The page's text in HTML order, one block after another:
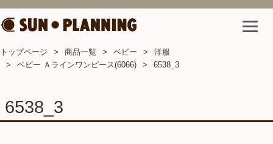
トップページ 商品一覧 ベビー
洋服
ベビー Ａラインワンピース(6066)
6538_3
6538_3